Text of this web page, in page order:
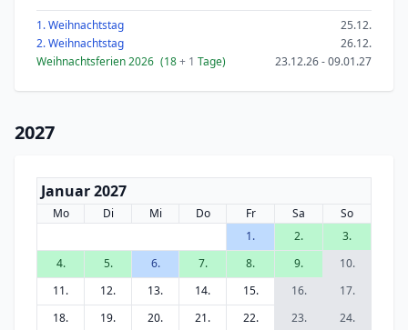
1. Weihnachtstag
25.12.
2. Weihnachtstag
26.12.
Weihnachtsferien 2026 (18+ 1 Tage) 23.12.26 - 09.01.27
2027
Januar 2027
Mo Di Mi Do Fr Sa
So
1.
2.
3.
4.
5. 6. 7. 8. 9.
10.
11.
12. 13. 14. 15. 16.
17.
18.
19. 20. 21. 22. 23.
24.